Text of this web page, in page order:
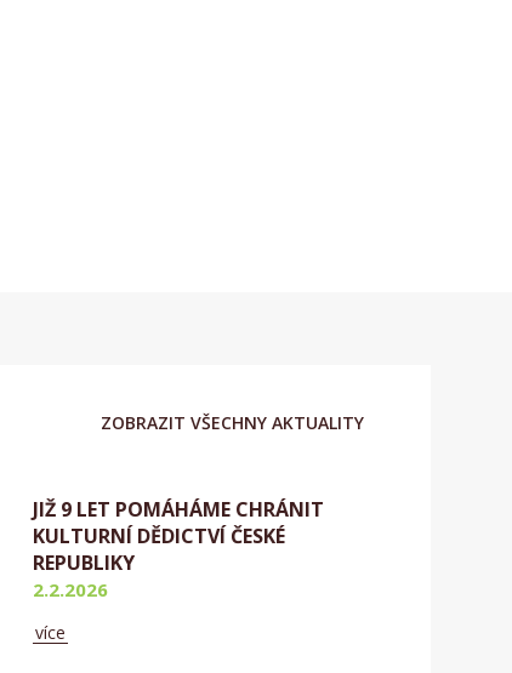
ZOBRAZIT VŠECHNY AKTUALITY
JIŽ 9 LET POMÁHÁME CHRÁNIT
KULTURNÍ DĚDICTVÍ ČESKÉ
REPUBLIKY
2.2.2026
více